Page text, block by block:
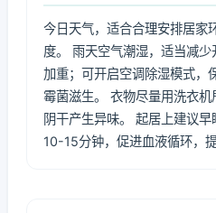
今日天气，适合合理安排居家
度。 雨天空气潮湿，适当减
加重；可开启空调除湿模式，
霉菌滋生。 衣物尽量用洗衣
阴干产生异味。 起居上建议
10-15分钟，促进血液循环，提